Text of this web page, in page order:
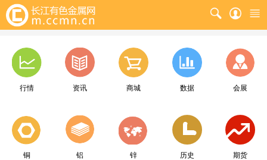
行情 资讯 商城 数据 会展
铜 铝 锌 历史 期货